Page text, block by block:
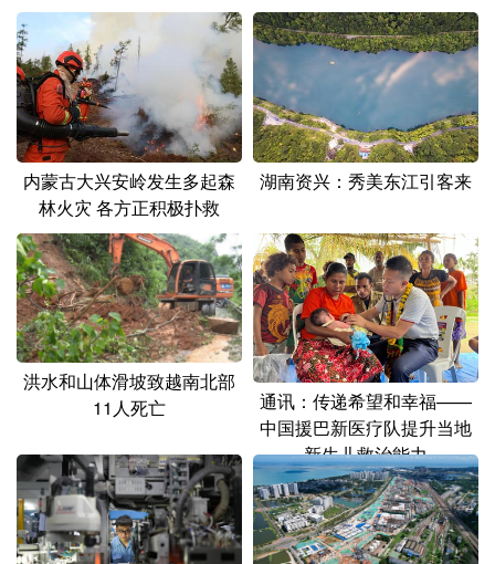
新疆 黑龙江
多语种频道
English Español Français عربى
Русский язык
Deutsch Português
内蒙古大兴安岭发生多起森
林火灾 各方正积极扑救
湖南资兴：秀美东江引客来
洪水和山体滑坡致越南北部
11人死亡
通讯：传递希望和幸福——
中国援巴新医疗队提升当地
新生儿救治能力